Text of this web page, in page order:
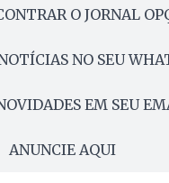
O JORNAL
NO SEU
EM SEU
ANUNCIE AQUI